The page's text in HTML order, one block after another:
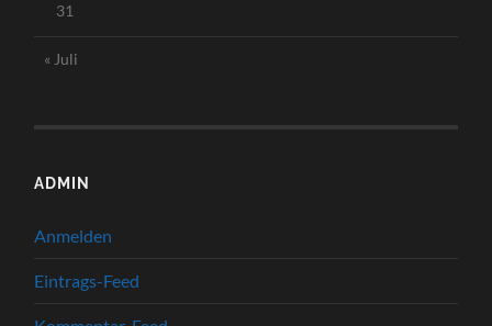
31
« Juli
ADMIN
Anmelden
Eintrags-Feed